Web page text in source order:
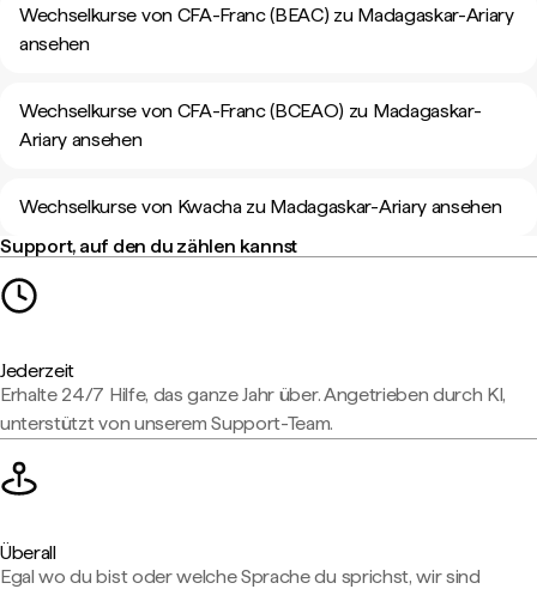
Wechselkurse von CFA-Franc (BEAC) zu Madagaskar-Ariary
ansehen
Wechselkurse von CFA-Franc (BCEAO) zu Madagaskar-
Ariary ansehen
Wechselkurse von Kwacha zu Madagaskar-Ariary ansehen
Support, auf den du zählen kannst
Jederzeit
Erhalte 24/7 Hilfe, das ganze Jahr über. Angetrieben durch KI,
unterstützt von unserem Support-Team.
Überall
Egal wo du bist oder welche Sprache du sprichst, wir sind